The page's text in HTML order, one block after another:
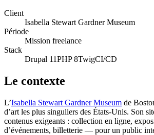
Client
Isabella Stewart Gardner Museum
Période
Mission freelance
Stack
Drupal 11PHP 8TwigCI/CD
Le contexte
L’Isabella Stewart Gardner Museum de
d’art les plus singuliers des États-Unis. Son
contenus exigeants : collection en ligne,
d’événements, billetterie — pour un public